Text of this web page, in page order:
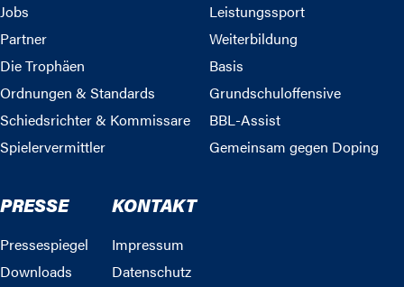
Jobs
Partner
Die Trophäen
Ordnungen & Standards
Schiedsrichter & Kommissare
Spielervermittler
Leistungssport
Weiterbildung
Basis
Grundschuloffensive
BBL-Assist
Gemeinsam gegen Doping
PRESSE
Pressespiegel
Downloads
KONTAKT
Impressum
Datenschutz